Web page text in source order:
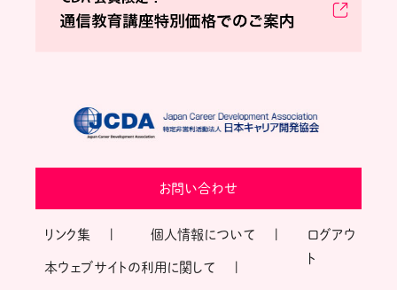
お問い合わせ
リンク集 個人情報について
本ウェブサイトの利用に関して
ログアウ
ト